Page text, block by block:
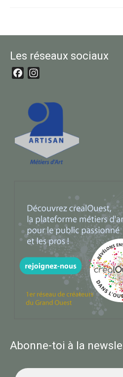
Les réseaux sociaux
Facebook
Abonne-toi à la